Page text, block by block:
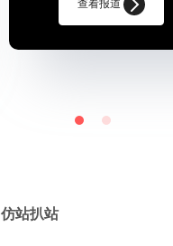
仿站扒站